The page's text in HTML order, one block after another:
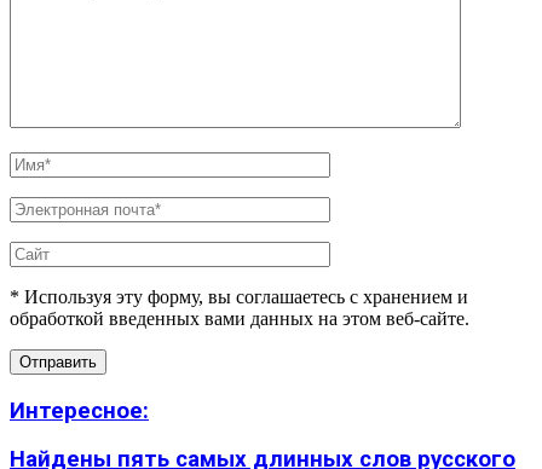
* Используя эту форму, вы соглашаетесь с хранением и
обработкой введенных вами данных на этом веб-сайте.
Интересное:
Найдены пять самых длинных слов русского